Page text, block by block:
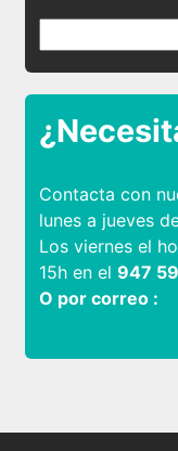
Contacta con
lunes a jueves
Los viernes el
15h en el 947
O por correo :